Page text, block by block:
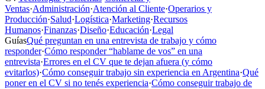
Ventas·Administración·Atención al Cliente·Operarios y
Producción·Salud·Logística·Marketing·Recursos
Humanos·Finanzas·Diseño·Educación·Legal
GuíasQué preguntan en una entrevista de trabajo y cómo
responder·Cómo responder “hablame de vos” en una
entrevista·Errores en el CV que te dejan afuera (y cómo
evitarlos)·Cómo conseguir trabajo sin experiencia en Argentina·Qué
poner en el CV si no tenés experiencia·Cómo conseguir trabajo de